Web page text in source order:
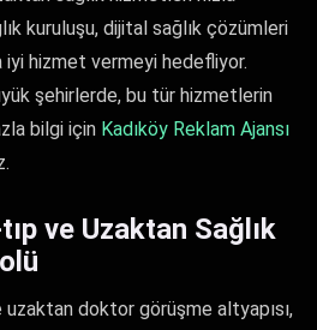
kuruluşu, dijital sağlık çözümleri
iyi hizmet vermeyi hedefliyor.
şehirlerde, bu tür hizmetlerin
bilgi için Kadıköy Reklam Ajansı
ve Uzaktan Sağlık
uzaktan doktor görüşme altyapısı,